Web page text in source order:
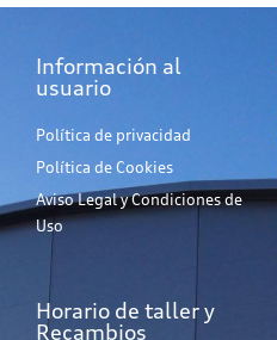
Información al
usuario
Política de privacidad
Política de Cookies
Aviso Legal y Condiciones de
Uso
Horario de taller y
Recambios